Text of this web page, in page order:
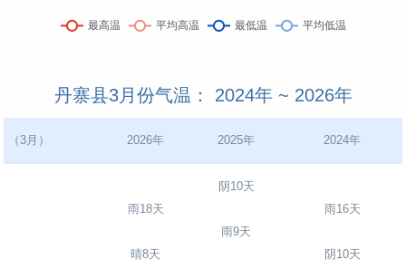
丹寨县3月份气温： 2024年 ~ 2026年
（3月） 2026年 2025年 2024年
雨18天
晴8天
阴10天
雨9天
雨16天
阴10天